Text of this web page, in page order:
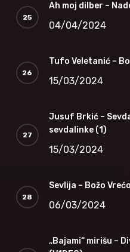
Ah moj dilber –
04/04/2024
Tufo Veletanić –
15/03/2024
Jusuf Brkić –
sevdalinke (1)
15/03/2024
Sevlija – Božo
06/03/2024
„Bajami“ mirišu –